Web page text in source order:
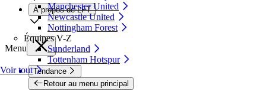
Manchester United
Newcastle United
Nottingham Forest
Équipes V-Z
Sunderland
Tottenham Hotspur
Voir tout
À propos de LFT
Menu
Tendance
Retour au menu principal